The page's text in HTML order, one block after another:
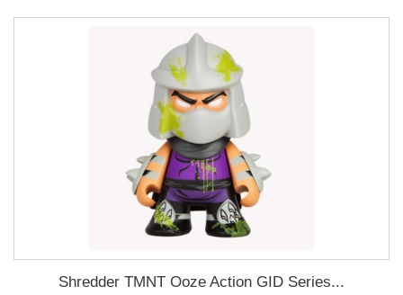
Shredder TMNT Ooze Action GID Series...